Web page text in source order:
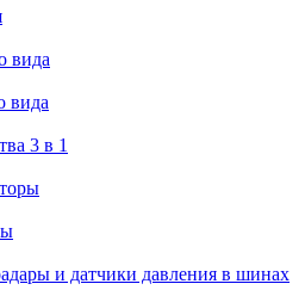
вида
вида
3 в 1
и датчики давления в шинах